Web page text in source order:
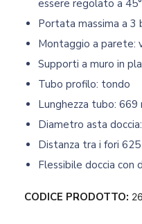
essere regolato a 45°
Portata massima a 3
Montaggio a parete:
Supporti a muro in
Tubo profilo: tondo
Lunghezza tubo: 669
Diametro asta
Distanza tra i fori
Flessibile doccia con
CODICE PRODOTTO: